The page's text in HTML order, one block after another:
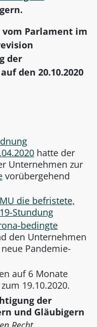
vom Parlament im
der
den 20.10.2020
hatte der
Unternehmen zur
vorübergehend
die befristete,
Stundung
bedingte
den Unternehmen
Pandemie-
auf 6 Monate
19.10.2020.
der
und Gläubigern